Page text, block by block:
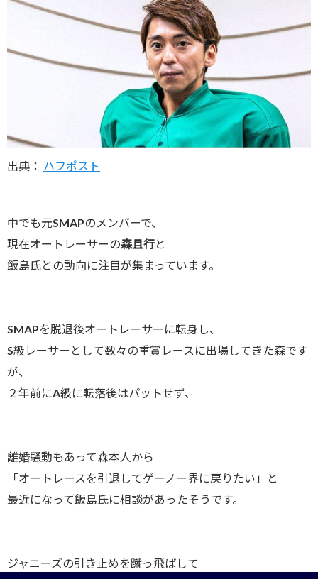
出典： ハフポスト
中でも元SMAPのメンバーで、
現在オートレーサーの森且行と
飯島氏との動向に注目が集まっています。
SMAPを脱退後オートレーサーに転身し、
S級レーサーとして数々の重賞レースに出場してきた森です
が、
２年前にA級に転落後はパットせず、
離婚騒動もあって森本人から
「オートレースを引退してゲーノー界に戻りたい」と
最近になって飯島氏に相談があったそうです。
ジャニーズの引き止めを蹴っ飛ばして